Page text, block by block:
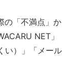
の「不満点」か
NET」
い）」「メール